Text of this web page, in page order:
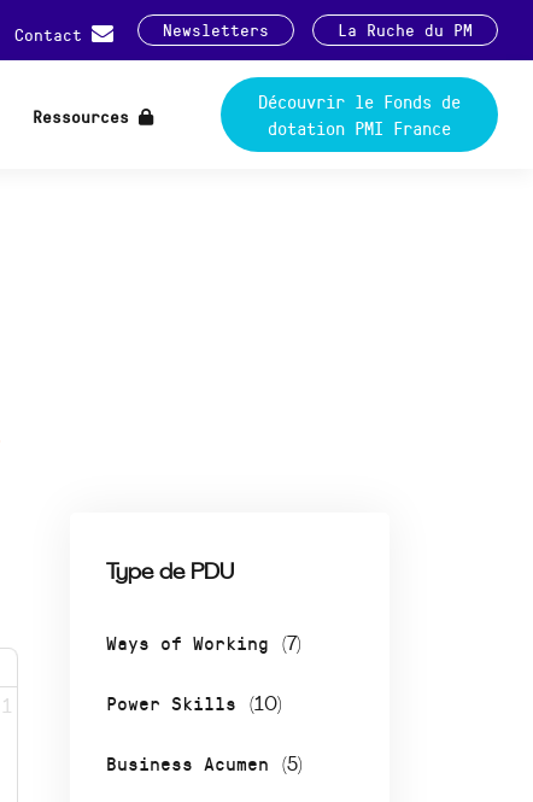
Contact Newsletters La Ruche du PM
Ressources
Découvrir le Fonds de
dotation PMI France
Type de PDU
Ways of Working (7)
Power Skills (10)
Business Acumen (5)
1